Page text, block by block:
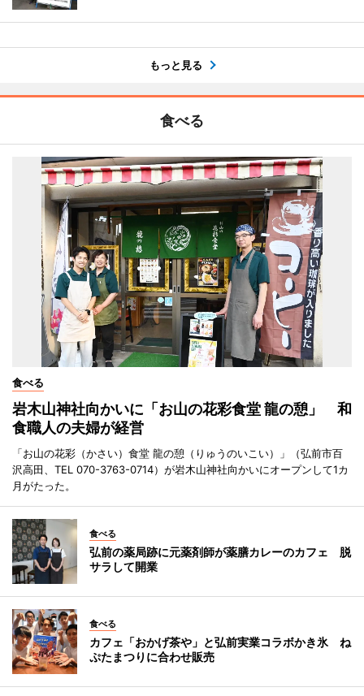
もっと見る
食べる
食べる
岩木山神社向かいに「お山の花彩食堂 龍の憩」 和
食職人の夫婦が経営
「お山の花彩（かさい）食堂 龍の憩（りゅうのいこい）」（弘前市百
沢高田、TEL 070-3763-0714）が岩木山神社向かいにオープンして1カ
月がたった。
食べる
弘前の薬局跡に元薬剤師が薬膳カレーのカフェ 脱
サラして開業
食べる
カフェ「おかげ茶や」と弘前実業コラボかき氷 ね
ぷたまつりに合わせ販売